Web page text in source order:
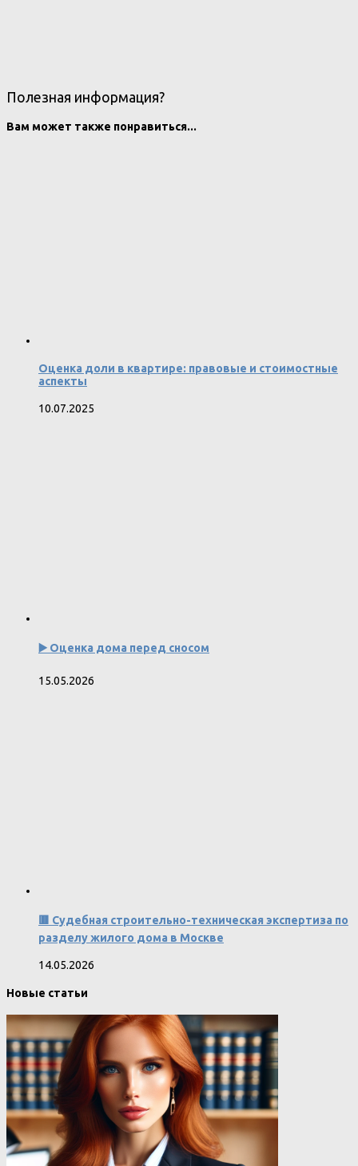
Полезная информация?
Вам может также понравиться...
Оценка доли в квартире: правовые и стоимостные
аспекты
10.07.2025
▶️ Оценка дома перед сносом
15.05.2026
🟥 Судебная строительно-техническая экспертиза по
разделу жилого дома в Москве
14.05.2026
Новые статьи